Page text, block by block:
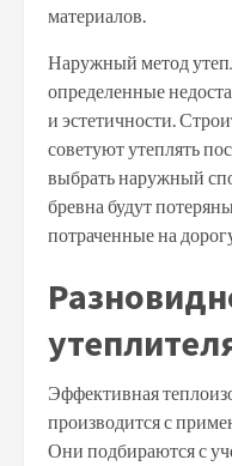
материалов.
Наружный метод
определенные
и эстетичности.
советуют утеплять
выбрать наружный
бревна будут
потраченные на
Эффективная
производится с
Они подбираются с